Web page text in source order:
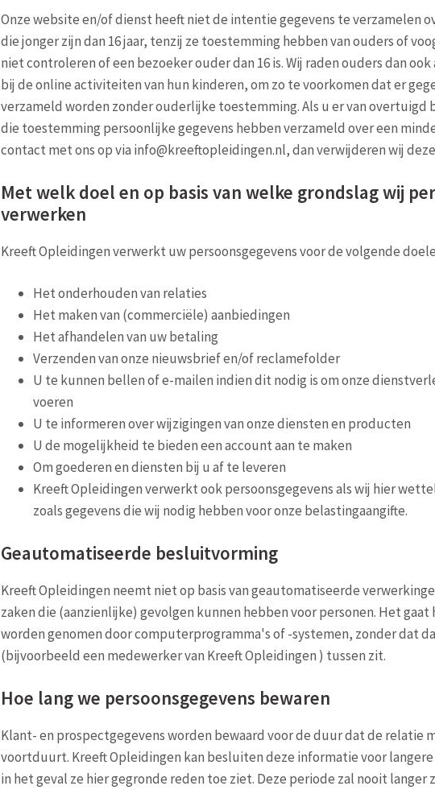
Onze website en/of dienst heeft niet de intentie gegevens te verzamelen
die jonger zijn dan 16 jaar, tenzij ze toestemming hebben van ouders of
niet controleren of een bezoeker ouder dan 16 is. Wij raden ouders dan
bij de online activiteiten van hun kinderen, om zo te voorkomen dat er
verzameld worden zonder ouderlijke toestemming. Als u er van overtuigd
die toestemming persoonlijke gegevens hebben verzameld over een
contact met ons op via info@kreeftopleidingen.nl, dan verwijderen wij
Met welk doel en op basis van welke grondslag wij
verwerken
Kreeft Opleidingen verwerkt uw persoonsgegevens voor de volgende
Het onderhouden van relaties
Het maken van (commerciële) aanbiedingen
Het afhandelen van uw betaling
Verzenden van onze nieuwsbrief en/of reclamefolder
U te kunnen bellen of e-mailen indien dit nodig is om onze
voeren
U te informeren over wijzigingen van onze diensten en producten
U de mogelijkheid te bieden een account aan te maken
Om goederen en diensten bij u af te leveren
Kreeft Opleidingen verwerkt ook persoonsgegevens als wij hier
zoals gegevens die wij nodig hebben voor onze belastingaangifte.
Geautomatiseerde besluitvorming
Kreeft Opleidingen neemt niet op basis van geautomatiseerde
zaken die (aanzienlijke) gevolgen kunnen hebben voor personen. Het
worden genomen door computerprogramma's of -systemen, zonder dat
(bijvoorbeeld een medewerker van Kreeft Opleidingen ) tussen zit.
Hoe lang we persoonsgegevens bewaren
Klant- en prospectgegevens worden bewaard voor de duur dat de relatie
voortduurt. Kreeft Opleidingen kan besluiten deze informatie voor
in het geval ze hier gegronde reden toe ziet. Deze periode zal nooit